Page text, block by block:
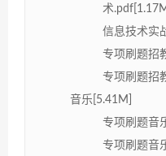
术
信息技术实
专项刷题招
专项刷题招
音乐[5.41M]
专项刷题音
专项刷题音